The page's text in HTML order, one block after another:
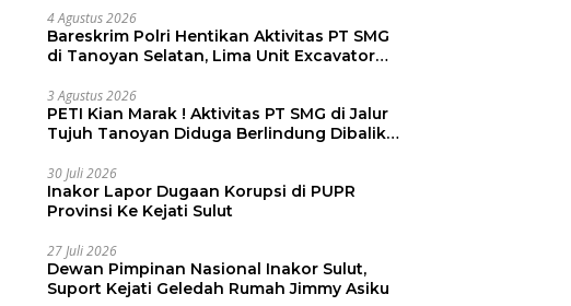
4 Agustus 2026
Bareskrim Polri Hentikan Aktivitas PT SMG
di Tanoyan Selatan, Lima Unit Excavator
3 Agustus 2026
PETI Kian Marak ! Aktivitas PT SMG di Jalur
Tujuh Tanoyan Diduga Berlindung Dibalik
30 Juli 2026
Inakor Lapor Dugaan Korupsi di PUPR
Provinsi Ke Kejati Sulut
27 Juli 2026
Dewan Pimpinan Nasional Inakor Sulut,
Suport Kejati Geledah Rumah Jimmy Asiku